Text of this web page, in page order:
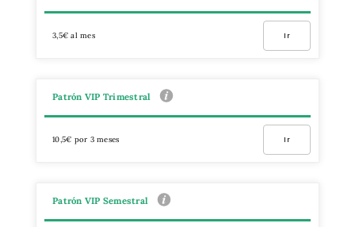
3,5€ al mes Ir
Patrón VIP Trimestral
10,5€ por 3 meses Ir
Patrón VIP Semestral